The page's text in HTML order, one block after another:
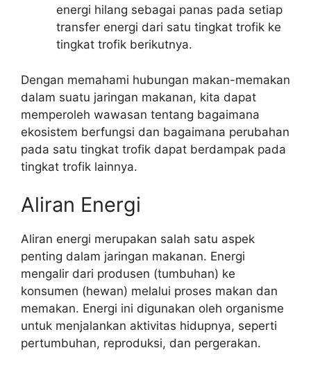
energi hilang sebagai panas pada setiap
transfer energi dari satu tingkat trofik ke
tingkat trofik berikutnya.
Dengan memahami hubungan makan-memakan
dalam suatu jaringan makanan, kita dapat
memperoleh wawasan tentang bagaimana
ekosistem berfungsi dan bagaimana perubahan
pada satu tingkat trofik dapat berdampak pada
tingkat trofik lainnya.
Aliran Energi
Aliran energi merupakan salah satu aspek
penting dalam jaringan makanan. Energi
mengalir dari produsen (tumbuhan) ke
konsumen (hewan) melalui proses makan dan
memakan. Energi ini digunakan oleh organisme
untuk menjalankan aktivitas hidupnya, seperti
pertumbuhan, reproduksi, dan pergerakan.